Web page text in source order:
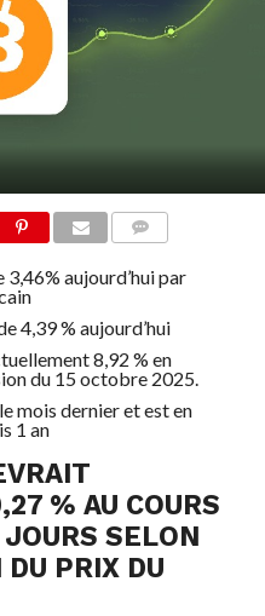
3,46% aujourd’hui par
4,39 % aujourd’hui
8,92 % en
du 15 octobre 2025.
mois dernier et est en
1 an
% AU COURS
SELON
PRIX DU